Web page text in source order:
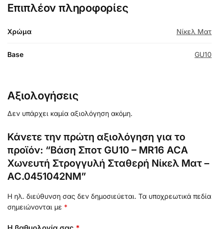
Επιπλέον πληροφορίες
Χρώμα Νίκελ Ματ
Base GU10
Αξιολογήσεις
Δεν υπάρχει καμία αξιολόγηση ακόμη.
Κάνετε την πρώτη αξιολόγηση για το
προϊόν: “Βάση Σποτ GU10 – MR16 ACA
Χωνευτή Στρογγυλή Σταθερή Νίκελ Ματ –
AC.0451042NM”
Η ηλ. διεύθυνση σας δεν δημοσιεύεται. Τα υποχρεωτικά πεδία
σημειώνονται με *